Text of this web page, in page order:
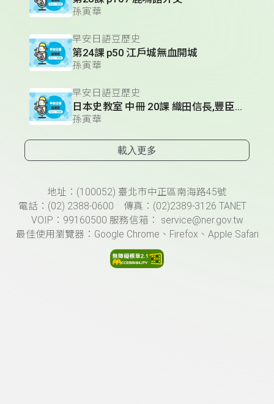
孫寅華
早安日語豆歷史
第24課 p50 江戶城無血開城
孫寅華
早安日語豆歷史
日本史教室 中冊 20課 織田信長,豐臣秀吉,德川家康的人物性格
孫寅華
載入更多
頁尾資訊地址：(100052) 臺北市中正區南海路45號
電話：(02) 2388-0600 傳真：(02)2389-3126 TANET
VOIP：99160500 服務信箱： service@ner.gov.tw
最佳使用瀏覽器：Google Chrome、Firefox、Apple Safari